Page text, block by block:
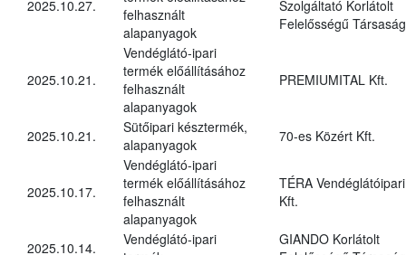
2025.10.27.
felhasznált
alapanyagok
Szolgáltató Korlátolt
Felelősségű Társaság
2025.10.21.
Vendéglátó-ipari
termék előállításához
felhasznált
alapanyagok
PREMIUMITAL Kft.
2025.10.21.
Sütőipari késztermék,
alapanyagok
70-es Közért Kft.
2025.10.17.
Vendéglátó-ipari
termék előállításához
felhasznált
alapanyagok
TÉRA Vendéglátóipari
Kft.
2025.10.14.
Vendéglátó-ipari
GIANDO Korlátolt